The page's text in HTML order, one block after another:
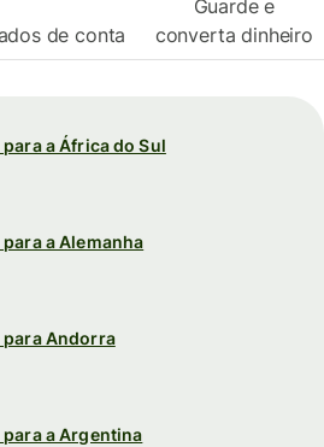
de conta
Guarde e
converta dinheiro
a África do Sul
a Alemanha
Andorra
a Argentina